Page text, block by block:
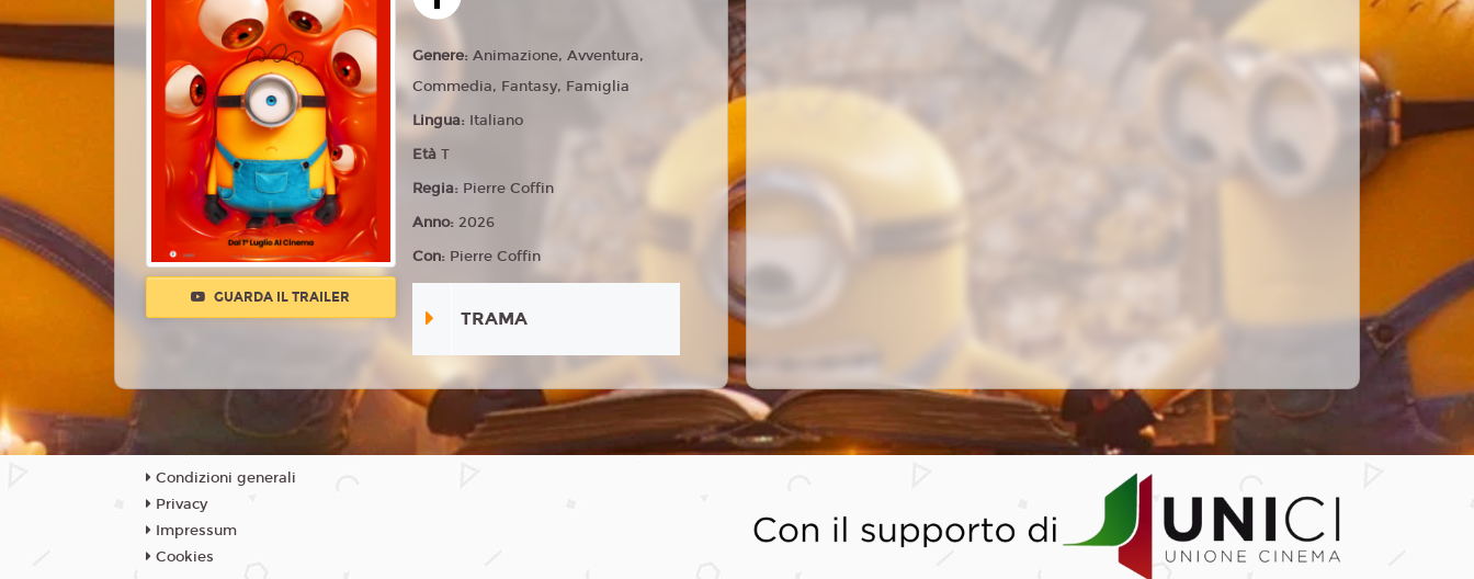
GUARDA IL TRAILER
Genere:Animazione, Avventura,
Commedia, Fantasy, Famiglia
Lingua: Italiano
EtàT
Regia: Pierre Coffin
Anno:2026
Con: Pierre Coffin
TRAMA
Condizioni generali
Privacy
Impressum
Cookies